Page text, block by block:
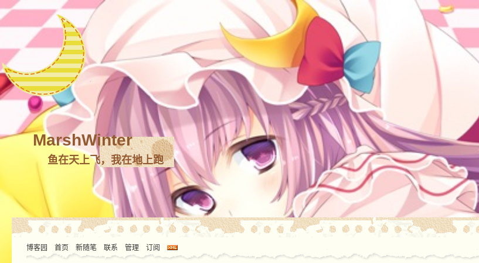
MarshWinter
鱼在天上飞，我在地上跑
博客园 首页 新随笔 联系 管理 订阅